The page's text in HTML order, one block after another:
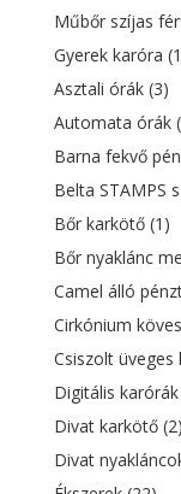
Műbőr szíjas
Gyerek karóra
Asztali órák (3)
Automata órák
Barna fekvő
Belta STAMPS
Bőr karkötő (1)
Bőr nyaklánc
Camel álló
Cirkónium
Csiszolt üveges
Digitális karórák
Divat karkötő (2)
Divat